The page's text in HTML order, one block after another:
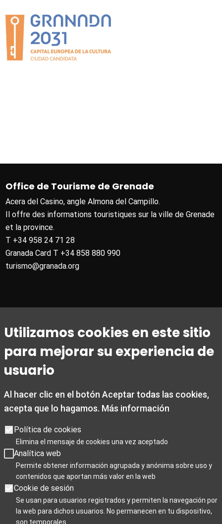
Office de Tourisme de Grenade
Acera del Casino, angle Almona del Campillo.
Il offre des informations touristiques sur la ville de Grenade
et la province.
T +34 958 24 71 28
Granada Card T +34 858 880 990
turismo@granada.org
Horaire
Du 1er mars au 31 octobre
Du lundi au vendredi de 09h00 à 20h00
Les samedis de 10h00 à 14h00 et de 15h30 à 19h00
Du 1er novembre au 28 février
Du lundi au vendredi de 09h00 à 19h00
Les samedis de 10h00 à 19h00
Les dimanches et jours fériés de 10h00 à 15h00
Jours de fermeture : le 25 décembre, le 1er janvier et le 6
janvier
Para Profesionales
Utilizamos cookies en este sitio
para mejorar su experiencia de
usuario
Al hacer clic en el botón Aceptar todas las cookies,
acepta que lo hagamos. Más información
Política de cookies
Elimina el mensaje de cookies una vez aceptado
Analítica web
Permite obtener información agrupada y anónima sobre uso y
contenidos que aportan más valor en la web
Cookie de sesión
Se usan para usuarios registrados y permiten la navegación por
la web para dichos usuarios. No permanecen en tu dispositivo,
son temporales.